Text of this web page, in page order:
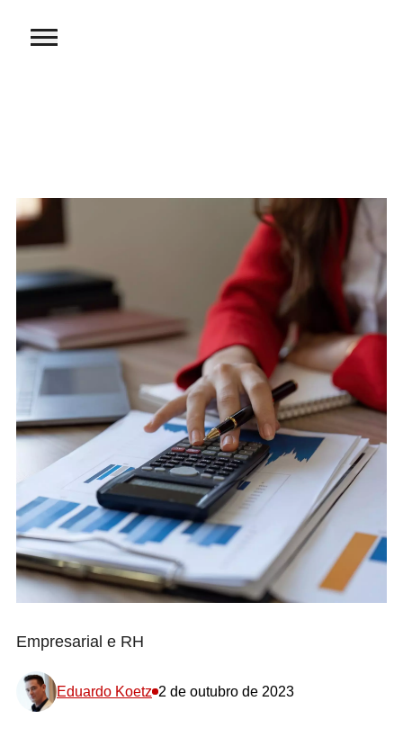
Empresarial e RH
Eduardo Koetz 2 de outubro de 2023